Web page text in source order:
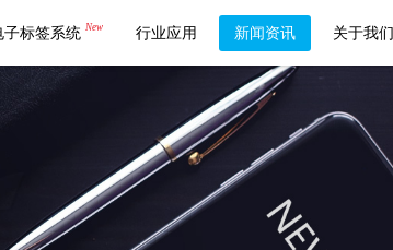
子标签系统 New 行业应用 新闻资讯 关于我们